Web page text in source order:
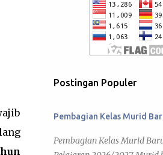
Postingan Populer
Pembagian Kelas Murid
Pembagian Kelas Murid